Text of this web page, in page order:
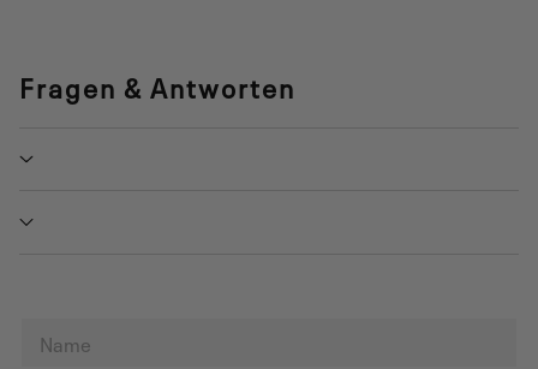
Fragen & Antworten